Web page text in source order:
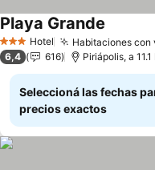
3 Estrellas
Hotel Habitaciones con
Playa Grande
6,4 616 Piriápolis, a
Seleccioná las fechas
precios exactos